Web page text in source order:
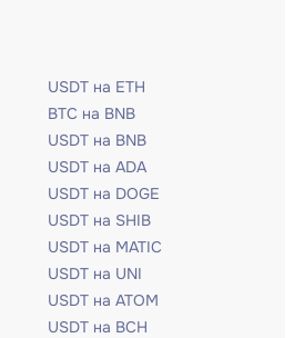
USDT на ETH
BTC на BNB
USDT на BNB
USDT на ADA
USDT на DOGE
USDT на SHIB
USDT на MATIC
USDT на UNI
USDT на ATOM
USDT на BCH